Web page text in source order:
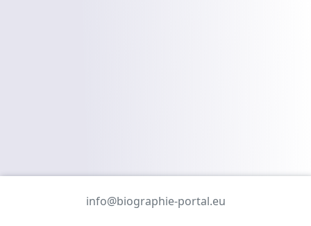
info@biographie-portal.eu